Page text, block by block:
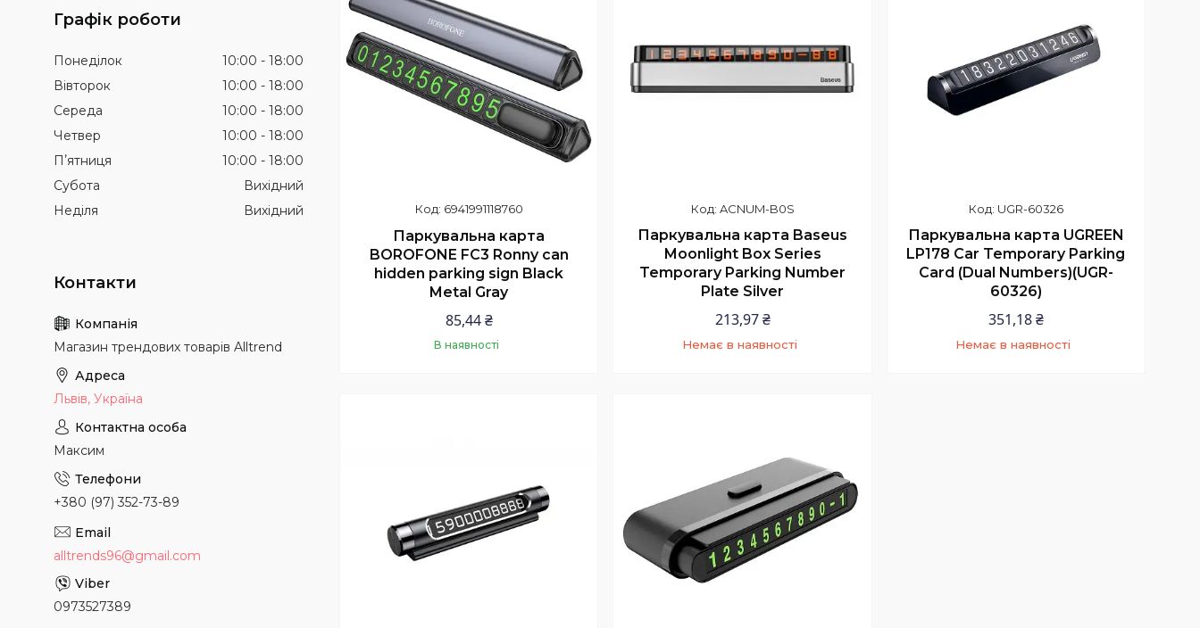
6941991118760
Паркувальна карта
BOROFONE FC3 Ronny can
hidden parking sign Black
Metal Gray
85,44 ₴
В наявності
ACNUM-B0S
Паркувальна карта Baseus
Moonlight Box Series
Temporary Parking Number
Plate Silver
213,97 ₴
Немає в наявності
UGR-60326
Паркувальна карта UGREEN
LP178 Car Temporary Parking
Card (Dual Numbers)(UGR-
60326)
351,18 ₴
Немає в наявності
Графік роботи
Понеділок 10:00
18:00
Вівторок
10:00
18:00
Середа
10:00
18:00
Четвер
10:00
18:00
Пʼятниця
10:00
18:00
Субота
Вихідний
Неділя
Вихідний
Магазин трендових товарів Alltrend
Львів, Україна
Максим
+380 (97) 352-73-89
alltrends96@gmail.com
0973527389